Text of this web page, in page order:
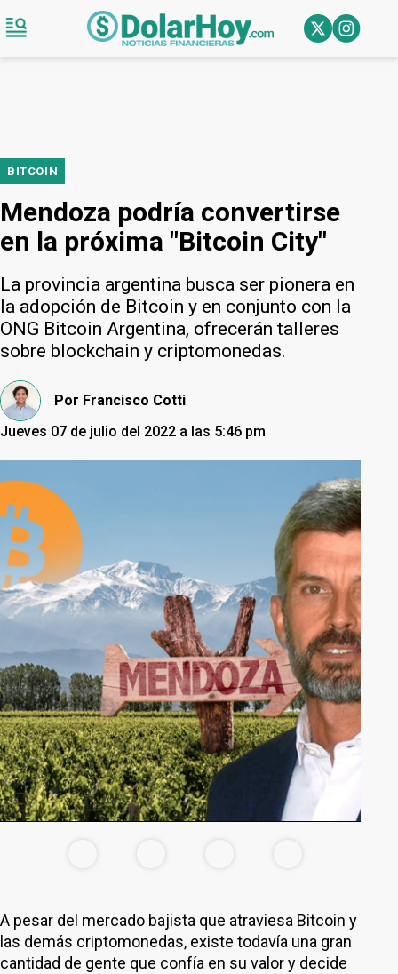
BITCOIN
Mendoza podría convertirse
en la próxima "Bitcoin City"
La provincia argentina busca ser pionera en
la adopción de Bitcoin y en conjunto con la
ONG Bitcoin Argentina, ofrecerán talleres
sobre blockchain y criptomonedas.
Por Francisco Cotti
Jueves 07 de julio del 2022 a las 5:46 pm
A pesar del mercado bajista que atraviesa Bitcoin y
las demás criptomonedas, existe todavía una gran
cantidad de gente que confía en su valor y decide